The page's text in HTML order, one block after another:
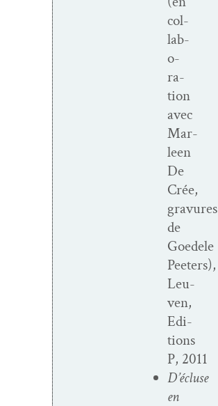
col­
lab­
o­
ra­
tion
avec
Mar­
leen
De
Crée,
gravures
de
Goedele
Peeters),
Leu­
ven,
Edi­
tions
P, 2011
D’écluse
en